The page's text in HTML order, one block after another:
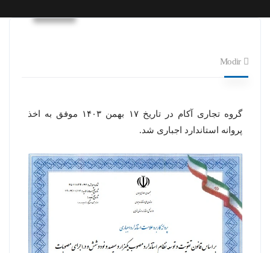
Modir
گروه تجاری آکام در تاریخ ۱۷ بهمن ۱۴۰۳ موفق به اخذ
پروانه استاندارد اجباری شد.